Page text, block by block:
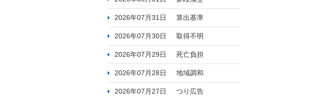
2026年07月31日 算出基準
2026年07月30日 取得不明
2026年07月29日 死亡負担
2026年07月28日 地域調和
2026年07月27日 つり広告